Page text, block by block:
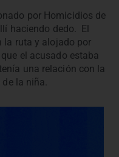
por Homicidios de
haciendo dedo. El
la ruta y alojado por
el acusado estaba
una relación con la
la niña.